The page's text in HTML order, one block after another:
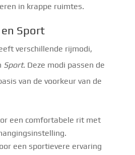
in krappe ruimtes.
Sport
verschillende rijmodi,
Sport. Deze modi passen de
van de voorkeur van de
een comfortabele rit met
een sportievere ervaring